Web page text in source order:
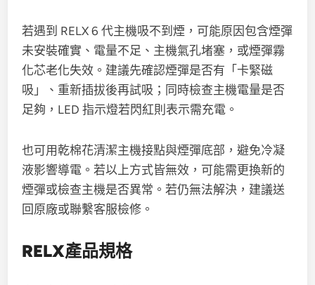
若遇到 RELX 6 代主機吸不到煙，可能原因包含煙彈
未安裝確實、電量不足、主機氣孔堵塞，或煙彈霧
化芯老化失效。建議先確認煙彈是否有「卡緊磁
吸」、重新插拔後再試吸；同時檢查主機電量是否
足夠，LED 指示燈若閃紅則表示需充電。
也可用乾棉花清潔主機接點與煙彈底部，避免冷凝
液影響導電。若以上方式皆無效，可能需更換新的
煙彈或檢查主機是否異常。若仍無法解決，建議送
回原廠或聯繫客服檢修。
RELX產品規格